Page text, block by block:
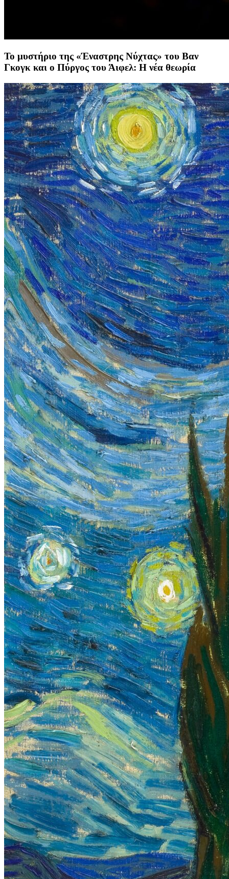
Το μυστήριο της «Έναστρης Νύχτας» του Βαν
Γκογκ και ο Πύργος του Άιφελ: Η νέα θεωρία